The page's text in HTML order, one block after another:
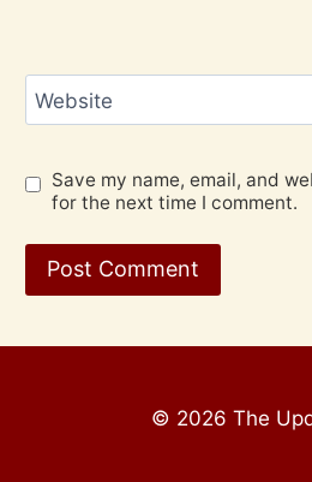
Website
Save my name, email, and
for the next time I comment.
© 2026 The